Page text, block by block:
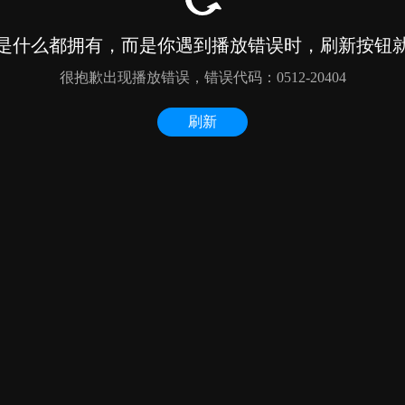
什么都拥有，而是你遇到播放错误时，刷新按钮
很抱歉出现播放错误，错误代码：0512-20404
刷新